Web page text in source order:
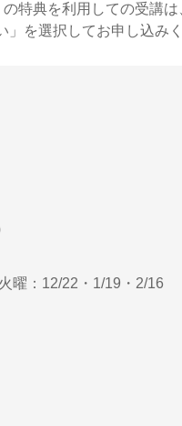
特典を利用しての受講
」を選択してお申し込み
曜：12/22・1/19・2/16